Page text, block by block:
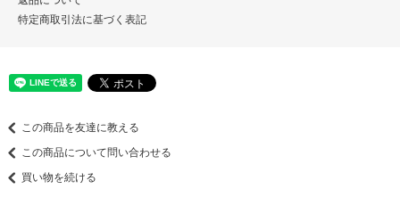
特定商取引法に基づく表記
この商品を友達に教える
この商品について問い合わせる
買い物を続ける